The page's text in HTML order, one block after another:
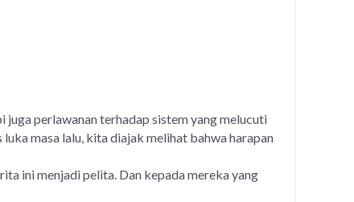
juga perlawanan terhadap sistem yang melucuti
masa lalu, kita diajak melihat bahwa harapan
ini menjadi pelita. Dan kepada mereka yang